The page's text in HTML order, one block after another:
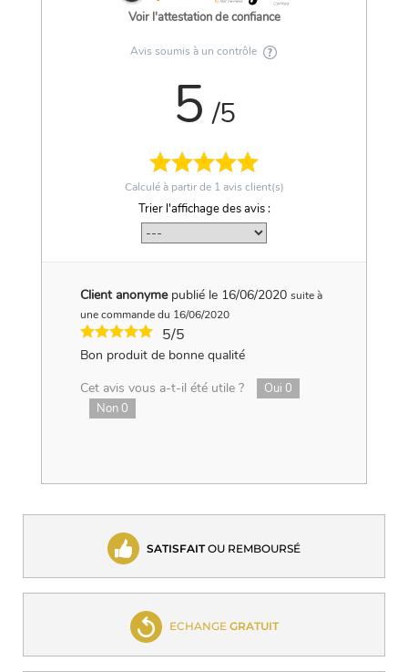
Voir l'attestation de confiance
Avis soumis à un contrôle
5 /5
Calculé à partir de 1 avis client(s)
Trier l'affichage des avis :
Client anonyme publié le 16/06/2020 suite à
une commande du 16/06/2020
5/5
Bon produit de bonne qualité
Cet avis vous a-t-il été utile ?
Oui 0
Non0
SATISFAITOU REMBOURSÉ
ECHANGE GRATUIT